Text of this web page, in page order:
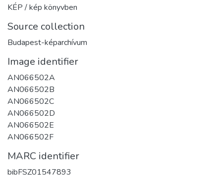
KÉP / kép könyvben
Source collection
Budapest-képarchívum
Image identifier
AN066502A
AN066502B
AN066502C
AN066502D
AN066502E
AN066502F
MARC identifier
bibFSZ01547893